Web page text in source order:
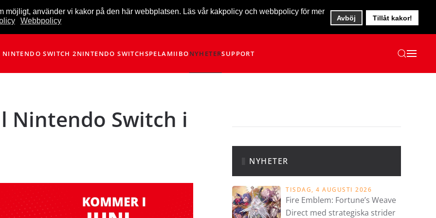
möjligt, använder vi kakor på den här webbplatsen. Läs vår kakpolicy och webbpolicy för mer
Webbpolicy Avböj Tillåt kakor!
NINTENDO SWITCH 2NINTENDO SWITCHSPELAMIIBONYHETERSUPPORT
Nintendo Switch i
NYHETER
TISDAG, 4 AUGUSTI 2026
Fire Emblem: Fortune’s Weave
Direct med strategiska strider